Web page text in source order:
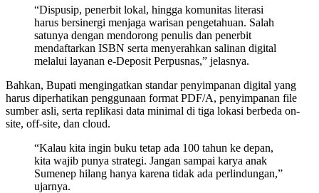
“Dispusip, penerbit lokal, hingga komunitas literasi
harus bersinergi menjaga warisan pengetahuan. Salah
satunya dengan mendorong penulis dan penerbit
mendaftarkan ISBN serta menyerahkan salinan digital
melalui layanan e-Deposit Perpusnas,” jelasnya.
Bahkan, Bupati mengingatkan standar penyimpanan digital yang
harus diperhatikan penggunaan format PDF/A, penyimpanan file
sumber asli, serta replikasi data minimal di tiga lokasi berbeda on-
site, off-site, dan cloud.
“Kalau kita ingin buku tetap ada 100 tahun ke depan,
kita wajib punya strategi. Jangan sampai karya anak
Sumenep hilang hanya karena tidak ada perlindungan,”
ujarnya.